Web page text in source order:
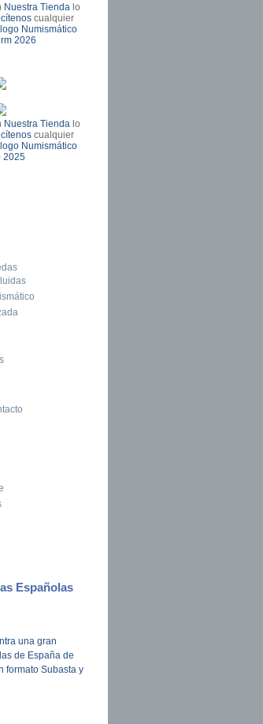
Nuestra Tienda lo
cualquier
Numismático
2026
Nuestra Tienda lo
cualquier
Numismático
2025
Españolas
una gran
de España de
formato Subasta y